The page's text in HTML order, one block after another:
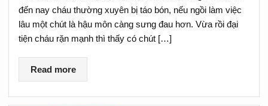
đến nay cháu thường xuyên bị táo bón, nếu ngồi làm việc
lâu một chút là hậu môn càng sưng đau hơn. Vừa rồi đại
tiện cháu rặn mạnh thì thấy có chút […]
Read more